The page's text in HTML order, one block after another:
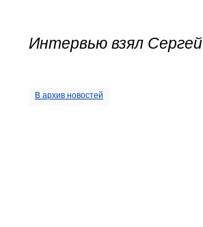
Интервью взял
В архив новостей